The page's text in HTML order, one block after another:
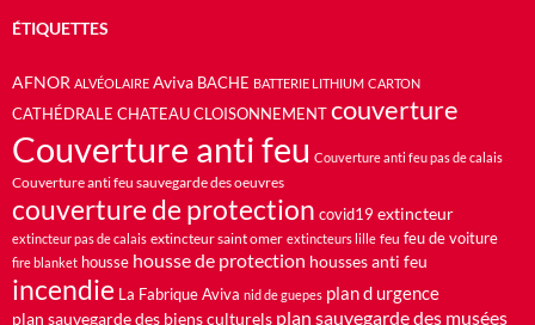
ÉTIQUETTES
AFNOR ALVÉOLAIRE Aviva BACHE BATTERIE LITHIUM CARTON
CATHÉDRALE CHATEAU CLOISONNEMENT couverture
Couverture anti feu Couverture anti feu pas de calais
Couverture anti feu sauvegarde des oeuvres
couverture de protection covid19 extincteur
extincteur pas de calais extincteur saint omer extincteurs lille feu feu de voiture
fire blanket housse housse de protection housses anti feu
incendie La Fabrique Aviva nid de guepes plan d urgence
plan sauvegarde des biens culturels plan sauvegarde des musées